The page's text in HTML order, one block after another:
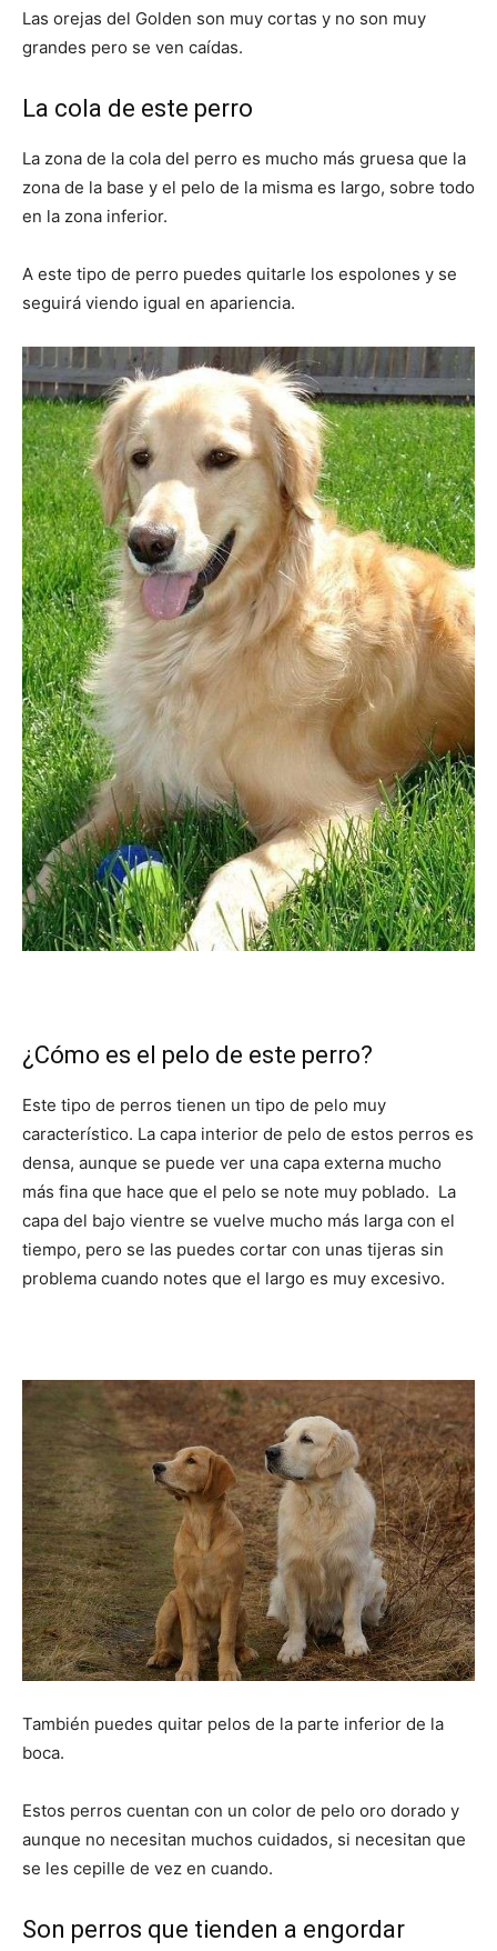
Cachorros
Las orejas del Golden son muy cortas y no son muy
grandes pero se ven caídas.
La cola de este perro
La zona de la cola del perro es mucho más gruesa que la
zona de la base y el pelo de la misma es largo, sobre todo
en la zona inferior.
A este tipo de perro puedes quitarle los espolones y se
seguirá viendo igual en apariencia.
¿Cómo es el pelo de este perro?
Este tipo de perros tienen un tipo de pelo muy
característico. La capa interior de pelo de estos perros es
densa, aunque se puede ver una capa externa mucho
más fina que hace que el pelo se note muy poblado. La
capa del bajo vientre se vuelve mucho más larga con el
tiempo, pero se las puedes cortar con unas tijeras sin
problema cuando notes que el largo es muy excesivo.
También puedes quitar pelos de la parte inferior de la
boca.
Estos perros cuentan con un color de pelo oro dorado y
aunque no necesitan muchos cuidados, si necesitan que
se les cepille de vez en cuando.
Son perros que tienden a engordar